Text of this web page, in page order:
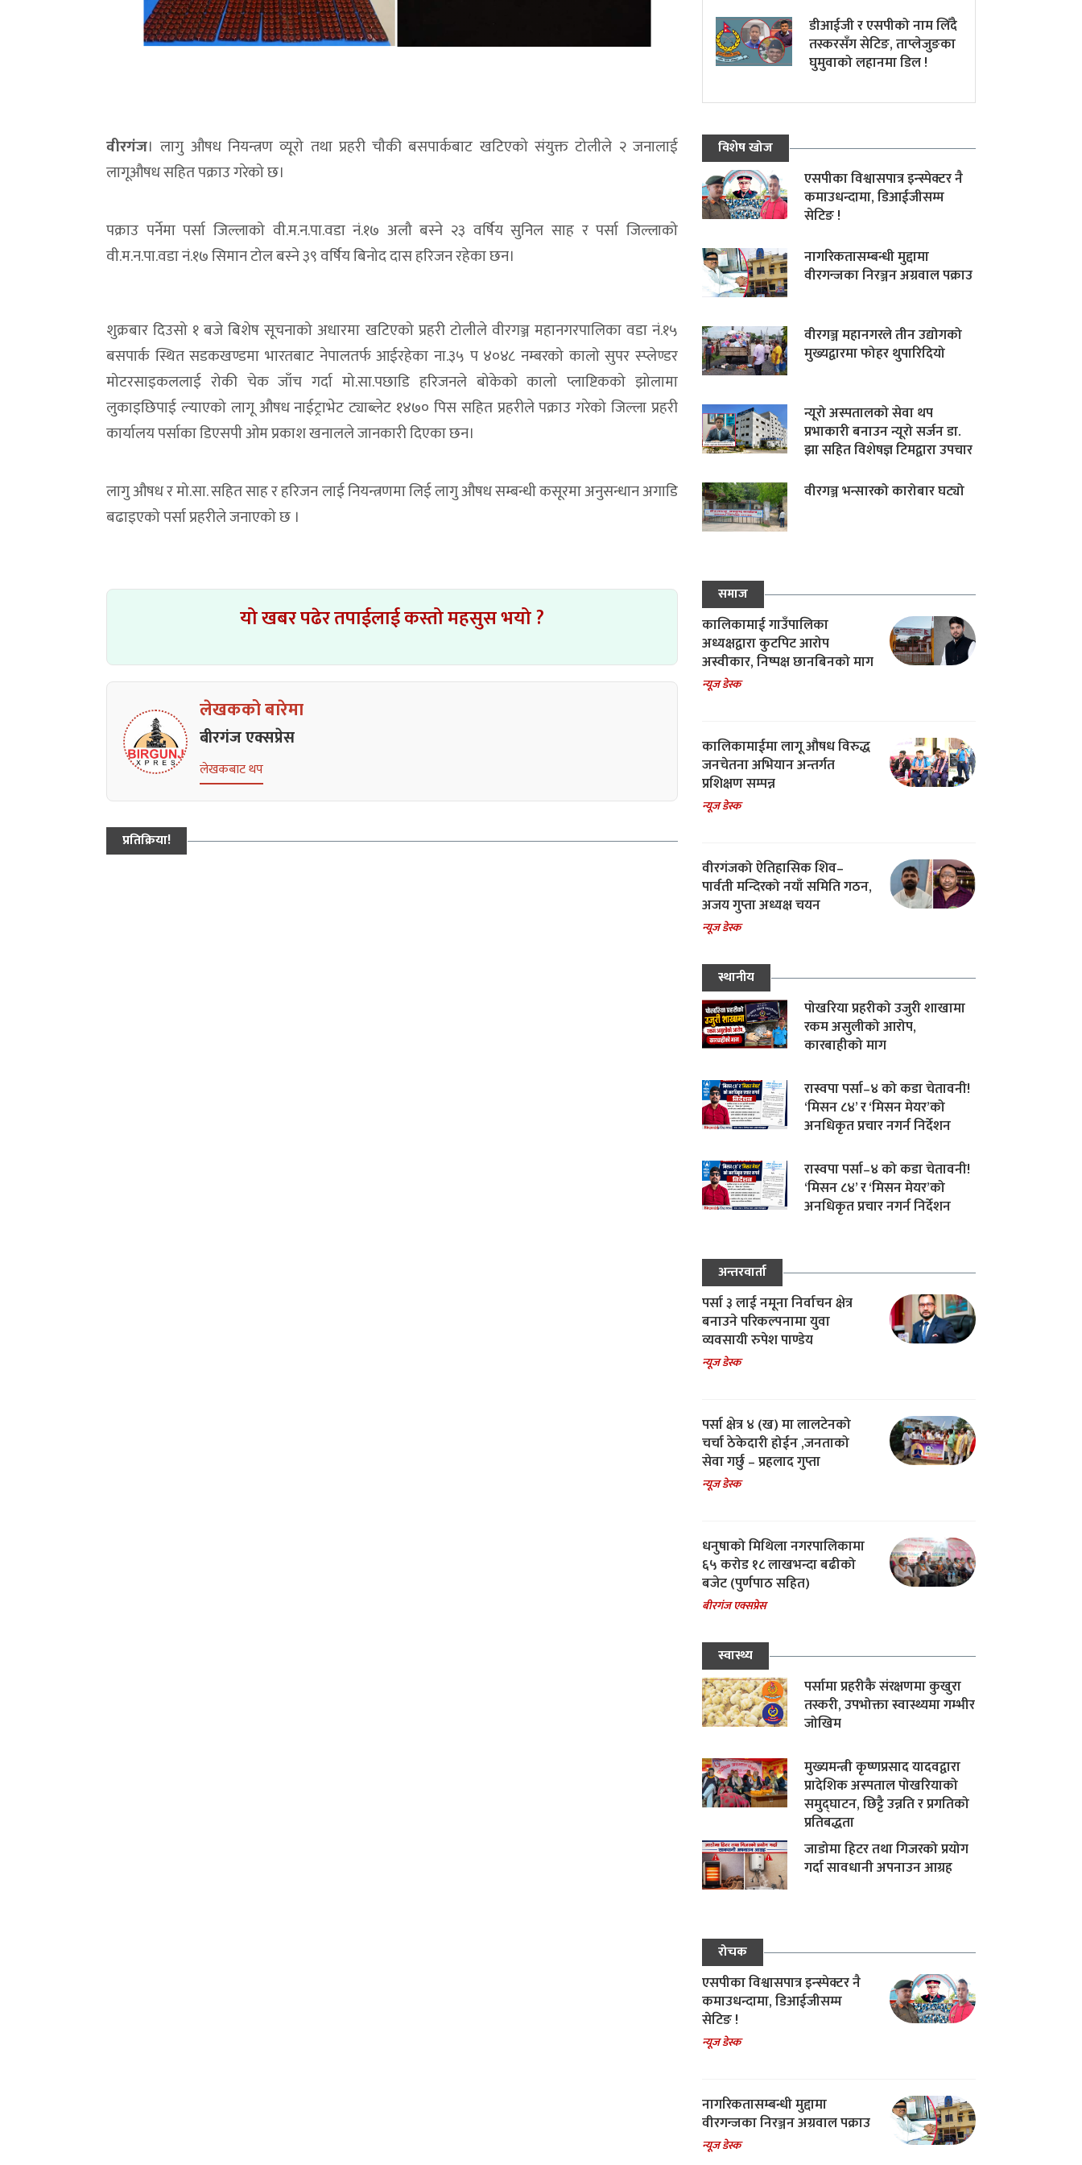
वीरगंज। लागु औषध नियन्त्रण व्यूरो तथा प्रहरी चौकी बसपार्कबाट खटिएको संयुक्त टोलीले २ जनालाई
लागूऔषध सहित पक्राउ गरेको छ।
पक्राउ पर्नेमा पर्सा जिल्लाको वी.म.न.पा.वडा नं.१७ अलौ बस्ने २३ वर्षिय सुनिल साह र पर्सा जिल्लाको
वी.म.न.पा.वडा नं.१७ सिमान टोल बस्ने ३९ वर्षिय बिनोद दास हरिजन रहेका छन।
शुक्रबार दिउसो १ बजे बिशेष सूचनाको अधारमा खटिएको प्रहरी टोलीले वीरगञ्ज महानगरपालिका वडा नं.१५
बसपार्क स्थित सडकखण्डमा भारतबाट नेपालतर्फ आईरहेका ना.३५ प ४०४८ नम्बरको कालो सुपर स्प्लेण्डर
मोटरसाइकललाई रोकी चेक जाँच गर्दा मो.सा.पछाडि हरिजनले बोकेको कालो प्लाष्टिकको झोलामा
लुकाइछिपाई ल्याएको लागू औषध नाईट्राभेट ट्याब्लेट १४७० पिस सहित प्रहरीले पक्राउ गरेको जिल्ला प्रहरी
कार्यालय पर्साका डिएसपी ओम प्रकाश खनालले जानकारी दिएका छन।
लागु औषध र मो.सा. सहित साह र हरिजन लाई नियन्त्रणमा लिई लागु औषध सम्बन्धी कसूरमा अनुसन्धान अगाडि
बढाइएको पर्सा प्रहरीले जनाएको छ ।
यो खबर पढेर तपाईलाई कस्तो महसुस भयो ?
लेखकको बारेमा
बीरगंज एक्सप्रेस
लेखकबाट थप
प्रतिक्रिया!
डीआईजी र एसपीको नाम लिँदै
तस्करसँग सेटिङ, ताप्लेजुङका
घुमुवाको लहानमा डिल !
विशेष खोज
एसपीका विश्वासपात्र इन्स्पेक्टर नै
कमाउधन्दामा, डिआईजीसम्म
सेटिङ !
नागरिकतासम्बन्धी मुद्दामा
वीरगन्जका निरञ्जन अग्रवाल पक्राउ
वीरगञ्ज महानगरले तीन उद्योगको
मुख्यद्वारमा फोहर थुपारिदियो
न्यूरो अस्पतालको सेवा थप
प्रभाकारी बनाउन न्यूरो सर्जन डा.
झा सहित विशेषज्ञ टिमद्वारा उपचार
वीरगञ्ज भन्सारको कारोबार घट्यो
समाज
कालिकामाई गाउँपालिका
अध्यक्षद्वारा कुटपिट आरोप
अस्वीकार, निष्पक्ष छानबिनको माग
न्यूज डेस्क
कालिकामाईमा लागू औषध विरुद्ध
जनचेतना अभियान अन्तर्गत
प्रशिक्षण सम्पन्न
न्यूज डेस्क
वीरगंजको ऐतिहासिक शिव–
पार्वती मन्दिरको नयाँ समिति गठन,
अजय गुप्ता अध्यक्ष चयन
न्यूज डेस्क
स्थानीय
पोखरिया प्रहरीको उजुरी शाखामा
रकम असुलीको आरोप,
कारबाहीको माग
रास्वपा पर्सा–४ को कडा चेतावनी!
‘मिसन ८४’ र ‘मिसन मेयर’को
अनधिकृत प्रचार नगर्न निर्देशन
रास्वपा पर्सा–४ को कडा चेतावनी!
‘मिसन ८४’ र ‘मिसन मेयर’को
अनधिकृत प्रचार नगर्न निर्देशन
अन्तरवार्ता
पर्सा ३ लाई नमूना निर्वाचन क्षेत्र
बनाउने परिकल्पनामा युवा
व्यवसायी रुपेश पाण्डेय
न्यूज डेस्क
पर्सा क्षेत्र ४ (ख) मा लालटेनको
चर्चा ठेकेदारी होईन ,जनताको
सेवा गर्छु – प्रहलाद गुप्ता
न्यूज डेस्क
धनुषाको मिथिला नगरपालिकामा
६५ करोड १८ लाखभन्दा बढीको
बजेट (पुर्णपाठ सहित)
बीरगंज एक्सप्रेस
स्वास्थ्य
पर्सामा प्रहरीकै संरक्षणमा कुखुरा
तस्करी, उपभोक्ता स्वास्थ्यमा गम्भीर
जोखिम
मुख्यमन्त्री कृष्णप्रसाद यादवद्वारा
प्रादेशिक अस्पताल पोखरियाको
समुद्घाटन, छिट्टै उन्नति र प्रगतिको
प्रतिबद्धता
जाडोमा हिटर तथा गिजरको प्रयोग
गर्दा सावधानी अपनाउन आग्रह
रोचक
एसपीका विश्वासपात्र इन्स्पेक्टर नै
कमाउधन्दामा, डिआईजीसम्म
सेटिङ !
न्यूज डेस्क
नागरिकतासम्बन्धी मुद्दामा
वीरगन्जका निरञ्जन अग्रवाल पक्राउ
न्यूज डेस्क